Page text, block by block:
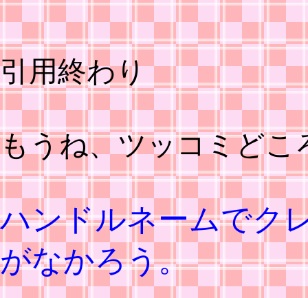
引用終わり
もうね、ツッコミどこ
ハンドルネームでク
がなかろう。